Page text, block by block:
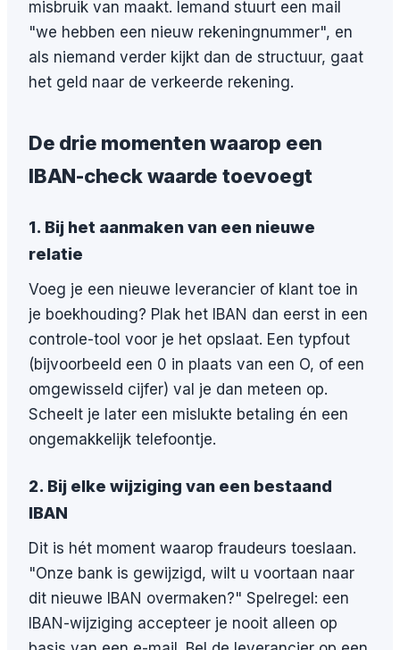
misbruik van maakt. Iemand stuurt een mail
"we hebben een nieuw rekeningnummer", en
als niemand verder kijkt dan de structuur, gaat
het geld naar de verkeerde rekening.
De drie momenten waarop een
IBAN-check waarde toevoegt
1. Bij het aanmaken van een nieuwe
relatie
Voeg je een nieuwe leverancier of klant toe in
je boekhouding? Plak het IBAN dan eerst in een
controle-tool voor je het opslaat. Een typfout
(bijvoorbeeld een 0 in plaats van een O, of een
omgewisseld cijfer) val je dan meteen op.
Scheelt je later een mislukte betaling én een
ongemakkelijk telefoontje.
2. Bij elke wijziging van een bestaand
IBAN
Dit is hét moment waarop fraudeurs toeslaan.
"Onze bank is gewijzigd, wilt u voortaan naar
dit nieuwe IBAN overmaken?" Spelregel: een
IBAN-wijziging accepteer je nooit alleen op